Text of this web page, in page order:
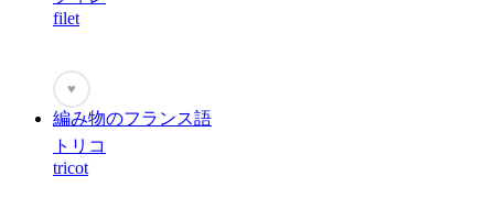
filet
♥
編み物のフランス語
トリコ
tricot